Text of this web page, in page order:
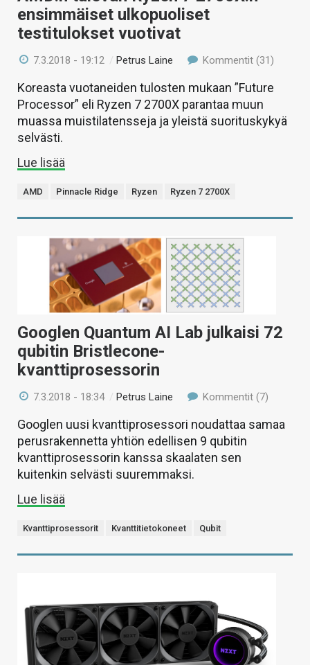
ensimmäiset ulkopuoliset
testitulokset vuotivat
7.3.2018 - 19:12 / Petrus Laine Kommentit (31)
Koreasta vuotaneiden tulosten mukaan ”Future
Processor” eli Ryzen 7 2700X parantaa muun
muassa muistilatensseja ja yleistä suorituskykyä
selvästi.
Lue lisää
AMD Pinnacle Ridge Ryzen Ryzen 7 2700X
Googlen Quantum AI Lab julkaisi 72
qubitin Bristlecone-
kvanttiprosessorin
7.3.2018 - 18:34 /Petrus Laine Kommentit (7)
Googlen uusi kvanttiprosessori noudattaa samaa
perusrakennetta yhtiön edellisen 9 qubitin
kvanttiprosessorin kanssa skaalaten sen
kuitenkin selvästi suuremmaksi.
Lue lisää
Kvanttiprosessorit Kvanttitietokoneet Qubit